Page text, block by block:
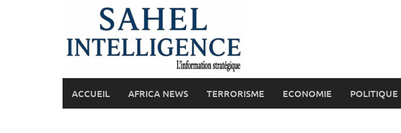
ACCUEIL AFRICA NEWS TERRORISME ECONOMIE POLITIQUE